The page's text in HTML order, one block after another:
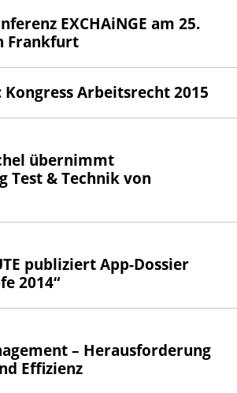
EXCHAiNGE am 25.
Frankfurt
Kongress Arbeitsrecht 2015
übernimmt
Test & Technik von
publiziert App-Dossier
2014“
– Herausforderung
Effizienz